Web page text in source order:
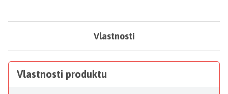
Vlastnosti
Vlastnosti produktu